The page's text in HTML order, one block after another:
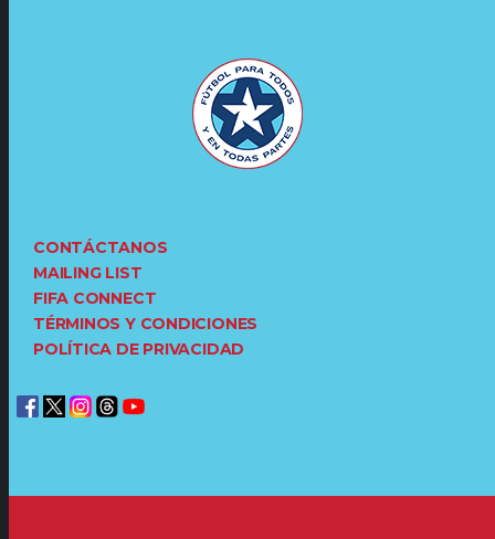
CONTÁCTANOS
MAILING LIST
FIFA CONNECT
TÉRMINOS Y CONDICIONES
POLÍTICA DE PRIVACIDAD